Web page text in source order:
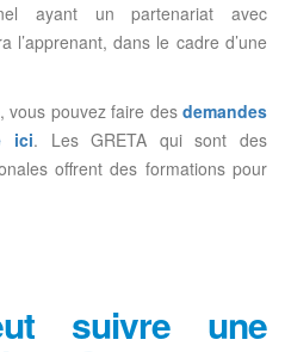
ayant un partenariat avec
l’apprenant, dans le cadre d’une
vous pouvez faire des demandes
ici. Les GRETA qui sont des
offrent des formations pour
suivre une